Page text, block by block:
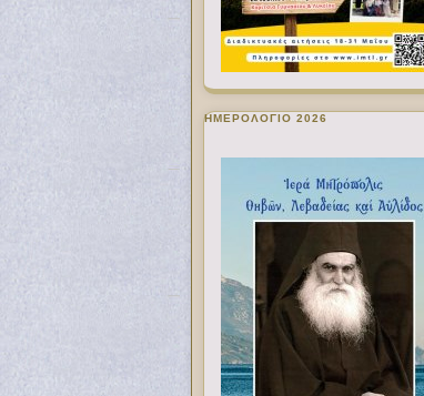
ΗΜΕΡΟΛΟΓΙΟ 2026